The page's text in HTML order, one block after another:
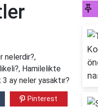
nelerdir?,
Hamilelikte
ay neler yasaktır?
Pinterest